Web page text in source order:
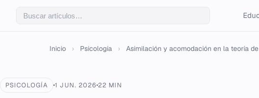
Inicio › Psicología › Asimilación y acomodación en la teoría
PSICOLOGÍA 1 JUN. 2026 22 MIN